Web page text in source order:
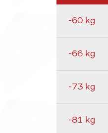
-60 kg
-66 kg
-73 kg
-81 kg